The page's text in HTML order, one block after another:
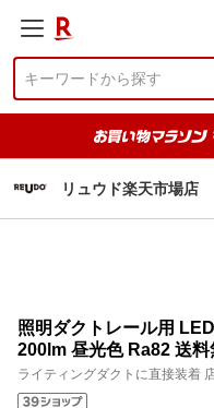
リュウド楽天市場店
照明ダクトレール用
200lm 昼光色 Ra82 送
ライティングダクトに直接装着